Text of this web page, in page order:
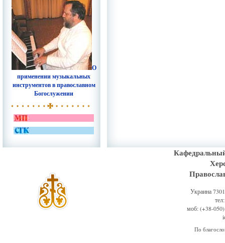
О
применении музыкальных
инструментов в православном
Богослужении
Украина
моб: (+38-
По